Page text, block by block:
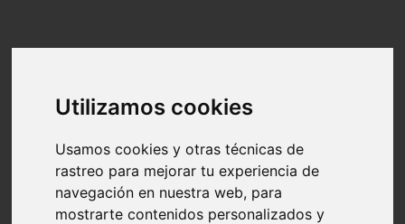
Utilizamos cookies
Usamos cookies y otras técnicas de
rastreo para mejorar tu experiencia de
navegación en nuestra web, para
mostrarte contenidos personalizados y